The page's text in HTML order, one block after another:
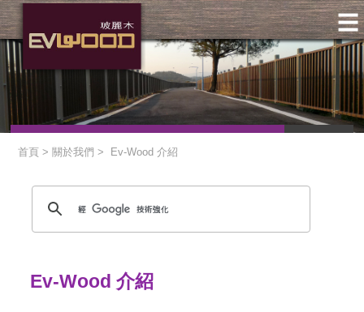
首頁 > 關於我們 > Ev-Wood 介紹
Ev-Wood 介紹